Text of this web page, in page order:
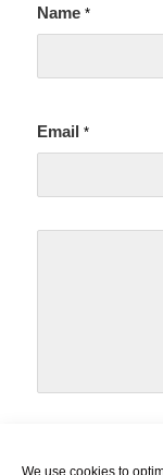
We use cookies to
Name *
Email *